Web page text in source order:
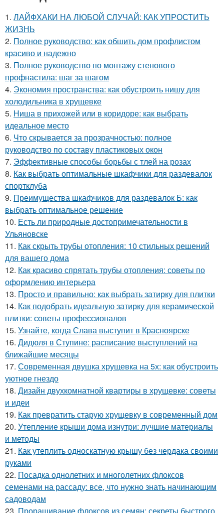
1. ЛАЙФХАКИ НА ЛЮБОЙ СЛУЧАЙ: КАК УПРОСТИТЬ
ЖИЗНЬ
2. Полное руководство: как обшить дом профлистом
красиво и надежно
3. Полное руководство по монтажу стенового
профнастила: шаг за шагом
4. Экономия пространства: как обустроить нишу для
холодильника в хрущевке
5. Ниша в прихожей или в коридоре: как выбрать
идеальное место
6. Что скрывается за прозрачностью: полное
руководство по составу пластиковых окон
7. Эффективные способы борьбы с тлей на розах
8. Как выбрать оптимальные шкафчики для раздевалок
спортклуба
9. Преимущества шкафчиков для раздевалок Б: как
выбрать оптимальное решение
10. Есть ли природные достопримечательности в
Ульяновске
11. Как скрыть трубы отопления: 10 стильных решений
для вашего дома
12. Как красиво спрятать трубы отопления: советы по
оформлению интерьера
13. Просто и правильно: как выбрать затирку для плитки
14. Как подобрать идеальную затирку для керамической
плитки: советы профессионалов
15. Узнайте, когда Слава выступит в Красноярске
16. Дидюля в Ступине: расписание выступлений на
ближайшие месяцы
17. Современная двушка хрущевка на 5х: как обустроить
уютное гнездо
18. Дизайн двухкомнатной квартиры в хрущевке: советы
и идеи
19. Как превратить старую хрущевку в современный дом
20. Утепление крыши дома изнутри: лучшие материалы
и методы
21. Как утеплить односкатную крышу без чердака своими
руками
22. Посадка однолетних и многолетних флоксов
семенами на рассаду: все, что нужно знать начинающим
садоводам